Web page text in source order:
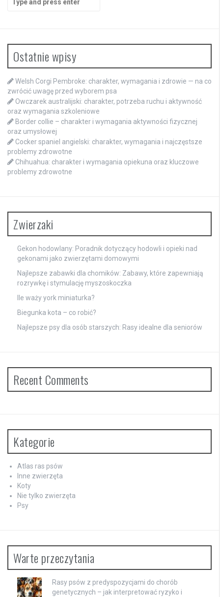
for:
Ostatnie wpisy
Welsh Corgi Pembroke: charakter, wymagania i zdrowie — na co
zwrócić uwagę przed wyborem psa
Owczarek australijski: charakter, potrzeba ruchu i aktywność
oraz wymagania szkoleniowe
Border collie – charakter i wymagania aktywności fizycznej
oraz umysłowej
Cocker spaniel angielski: charakter, wymagania i najczęstsze
problemy zdrowotne
Chihuahua: charakter i wymagania opiekuna oraz kluczowe
problemy zdrowotne
Zwierzaki
Gekon hodowlany: Poradnik dotyczący hodowli i opieki nad
gekonami jako zwierzętami domowymi
Najlepsze zabawki dla chomików: Zabawy, które zapewniają
rozrywkę i stymulację myszoskoczka
Ile waży york miniaturka?
Biegunka kota – co robić?
Najlepsze psy dla osób starszych: Rasy idealne dla seniorów
Recent Comments
Kategorie
Atlas ras psów
Inne zwierzęta
Koty
Nie tylko zwierzęta
Psy
Warte przeczytania
Rasy psów z predyspozycjami do chorób
genetycznych – jak interpretować ryzyko i